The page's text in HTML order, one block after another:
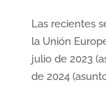
Las recientes
la Unión
julio de 2023
de 2024